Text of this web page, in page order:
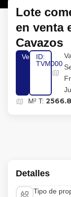
Lote
en venta
Cavazos
VentaID:
TVM000
M² T:
Detalles
Tipo de